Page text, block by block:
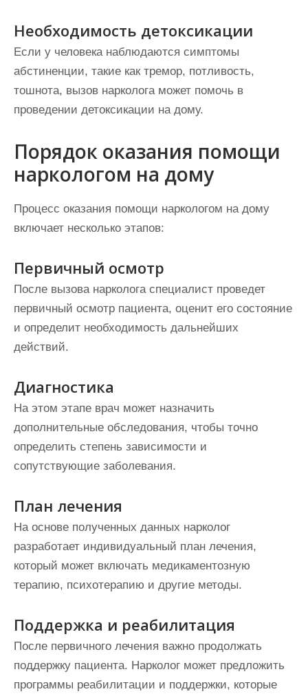
Необходимость детоксикации
Если у человека наблюдаются симптомы
абстиненции, такие как тремор, потливость,
тошнота, вызов нарколога может помочь в
проведении детоксикации на дому.
Порядок оказания помощи
наркологом на дому
Процесс оказания помощи наркологом на дому
включает несколько этапов:
Первичный осмотр
После вызова нарколога специалист проведет
первичный осмотр пациента, оценит его состояние
и определит необходимость дальнейших
действий.
Диагностика
На этом этапе врач может назначить
дополнительные обследования, чтобы точно
определить степень зависимости и
сопутствующие заболевания.
План лечения
На основе полученных данных нарколог
разработает индивидуальный план лечения,
который может включать медикаментозную
терапию, психотерапию и другие методы.
Поддержка и реабилитация
После первичного лечения важно продолжать
поддержку пациента. Нарколог может предложить
программы реабилитации и поддержки, которые